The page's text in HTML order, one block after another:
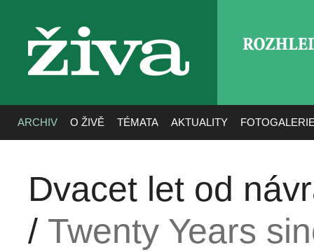
živa
ARCHIV O ŽIVĚ TÉMATA AKTUALITY
Dvacet let od
/ Twenty Years